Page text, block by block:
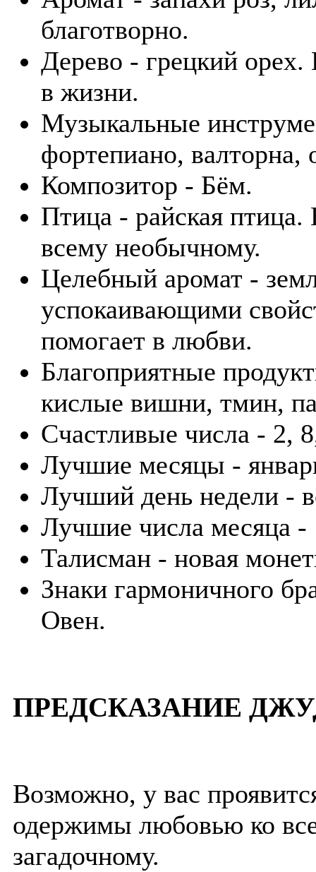
благотворно.
Дерево - грецкий
в жизни.
Музыкальные
фортепиано, валторна,
Композитор - Бём.
Птица - райская птица.
всему необычному.
Целебный аромат -
успокаивающими
помогает в любви.
Благоприятные
кислые вишни, тмин,
Счастливые числа - 2,
Лучшие месяцы -
Лучший день недели -
Лучшие числа месяца -
Талисман - новая
Знаки гармоничного
Овен.
ПРЕДСКАЗАНИЕ
Возможно, у вас
одержимы любовью ко
загадочному.